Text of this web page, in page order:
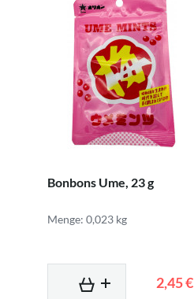
Bonbons Ume, 23 g
Menge: 0,023 kg
2,45 €